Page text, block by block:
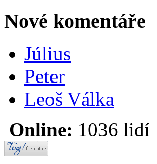
Nové komentáře
Július
Peter
Leoš Válka
Online: 1036 lidí